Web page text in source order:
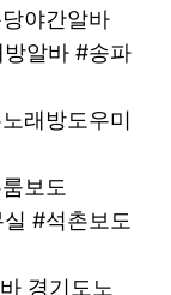
야간알바
알바 #송파
래방도우미
보도
#석촌보도
경기도노